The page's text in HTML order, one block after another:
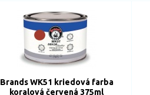
Brands WK51 kriedová farba
koralová červená 375ml